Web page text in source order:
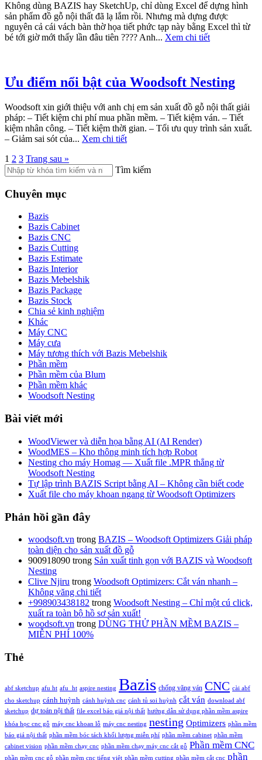
Không dùng BAZIS hay SketchUp, chỉ dùng Excel để dựng hình
sản phẩm đồ gỗ nội thất đã lạ lắm rồi. Nhưng mà dựng được
nguyên cả cái vách bàn thờ họa tiết phức tạp này bằng Excel thì từ
bé tới giờ mới thấy lần đâu tiên ???? Anh... Xem chi tiết
Ưu điểm nổi bật của Woodsoft Nesting
Woodsoft xin giới thiệu với anh chị em sản xuất đồ gỗ nội thất giải
pháp: – Tiết kiệm chi phí mua phần mềm. – Tiết kiệm ván. – Tiết
kiệm nhân công. – Tiết kiệm thời gian. – Tối ưu quy trình sản xuất.
– Giảm sai sót của... Xem chi tiết
1 2 3 Trang sau »
Tìm kiếm
Chuyên mục
Bazis
Bazis Cabinet
Bazis CNC
Bazis Cutting
Bazis Estimate
Bazis Interior
Bazis Mebelshik
Bazis Package
Bazis Stock
Chia sẻ kinh nghiệm
Khác
Máy CNC
Máy cưa
Máy tương thích với Bazis Mebelshik
Phần mềm
Phần mềm của Blum
Phần mềm khác
Woodsoft Nesting
Bài viết mới
WoodViewer và diễn họa bằng AI (AI Render)
WoodMES – Kho thông minh tích hợp Robot
Nesting cho máy Homag — Xuất file .MPR thẳng từ
Woodsoft Nesting
Tự lập trình BAZIS Script bằng AI – Không cần biết code
Xuất file cho máy khoan ngang từ Woodsoft Optimizers
Phản hồi gần đây
woodsoft.vn trong BAZIS – Woodsoft Optimizers Giải pháp
toàn diện cho sản xuất đồ gỗ
900918090 trong Sản xuất tinh gọn với BAZIS và Woodsoft
Nesting
Clive Njiru trong Woodsoft Optimizers: Cắt ván nhanh –
Không văng chi tiết
+998903438182 trong Woodsoft Nesting – Chỉ một cú click,
xuất ra toàn bộ hồ sơ sản xuất!
woodsoft.vn trong DÙNG THỬ PHẦN MỀM BAZIS –
MIỄN PHÍ 100%
Thẻ
abf sketchup afu ht afu_ht aspire nesting Bazis chống văng ván CNC cài abf
cho sketchup cánh huỳnh cánh huỳnh cnc cánh tủ soi huỳnh cắt ván download abf
sketchup dự toán nội thất file excel báo giá nội thất hướng dẫn sử dụng phần mềm aspire
khóa học cnc gỗ máy cnc khoan lỗ máy cnc nesting nesting Optimizers phần mềm
báo giá nội thất phần mềm bóc tách khối lượng miễn phí phần mềm cabinet phần mềm
cabinet vision phần mềm chạy cnc phần mềm chạy máy cnc cắt gỗ Phần mềm CNC
phần mềm cnc gỗ phần mềm cnc tiếng việt phần mềm cutting phần mềm cắt cnc phần